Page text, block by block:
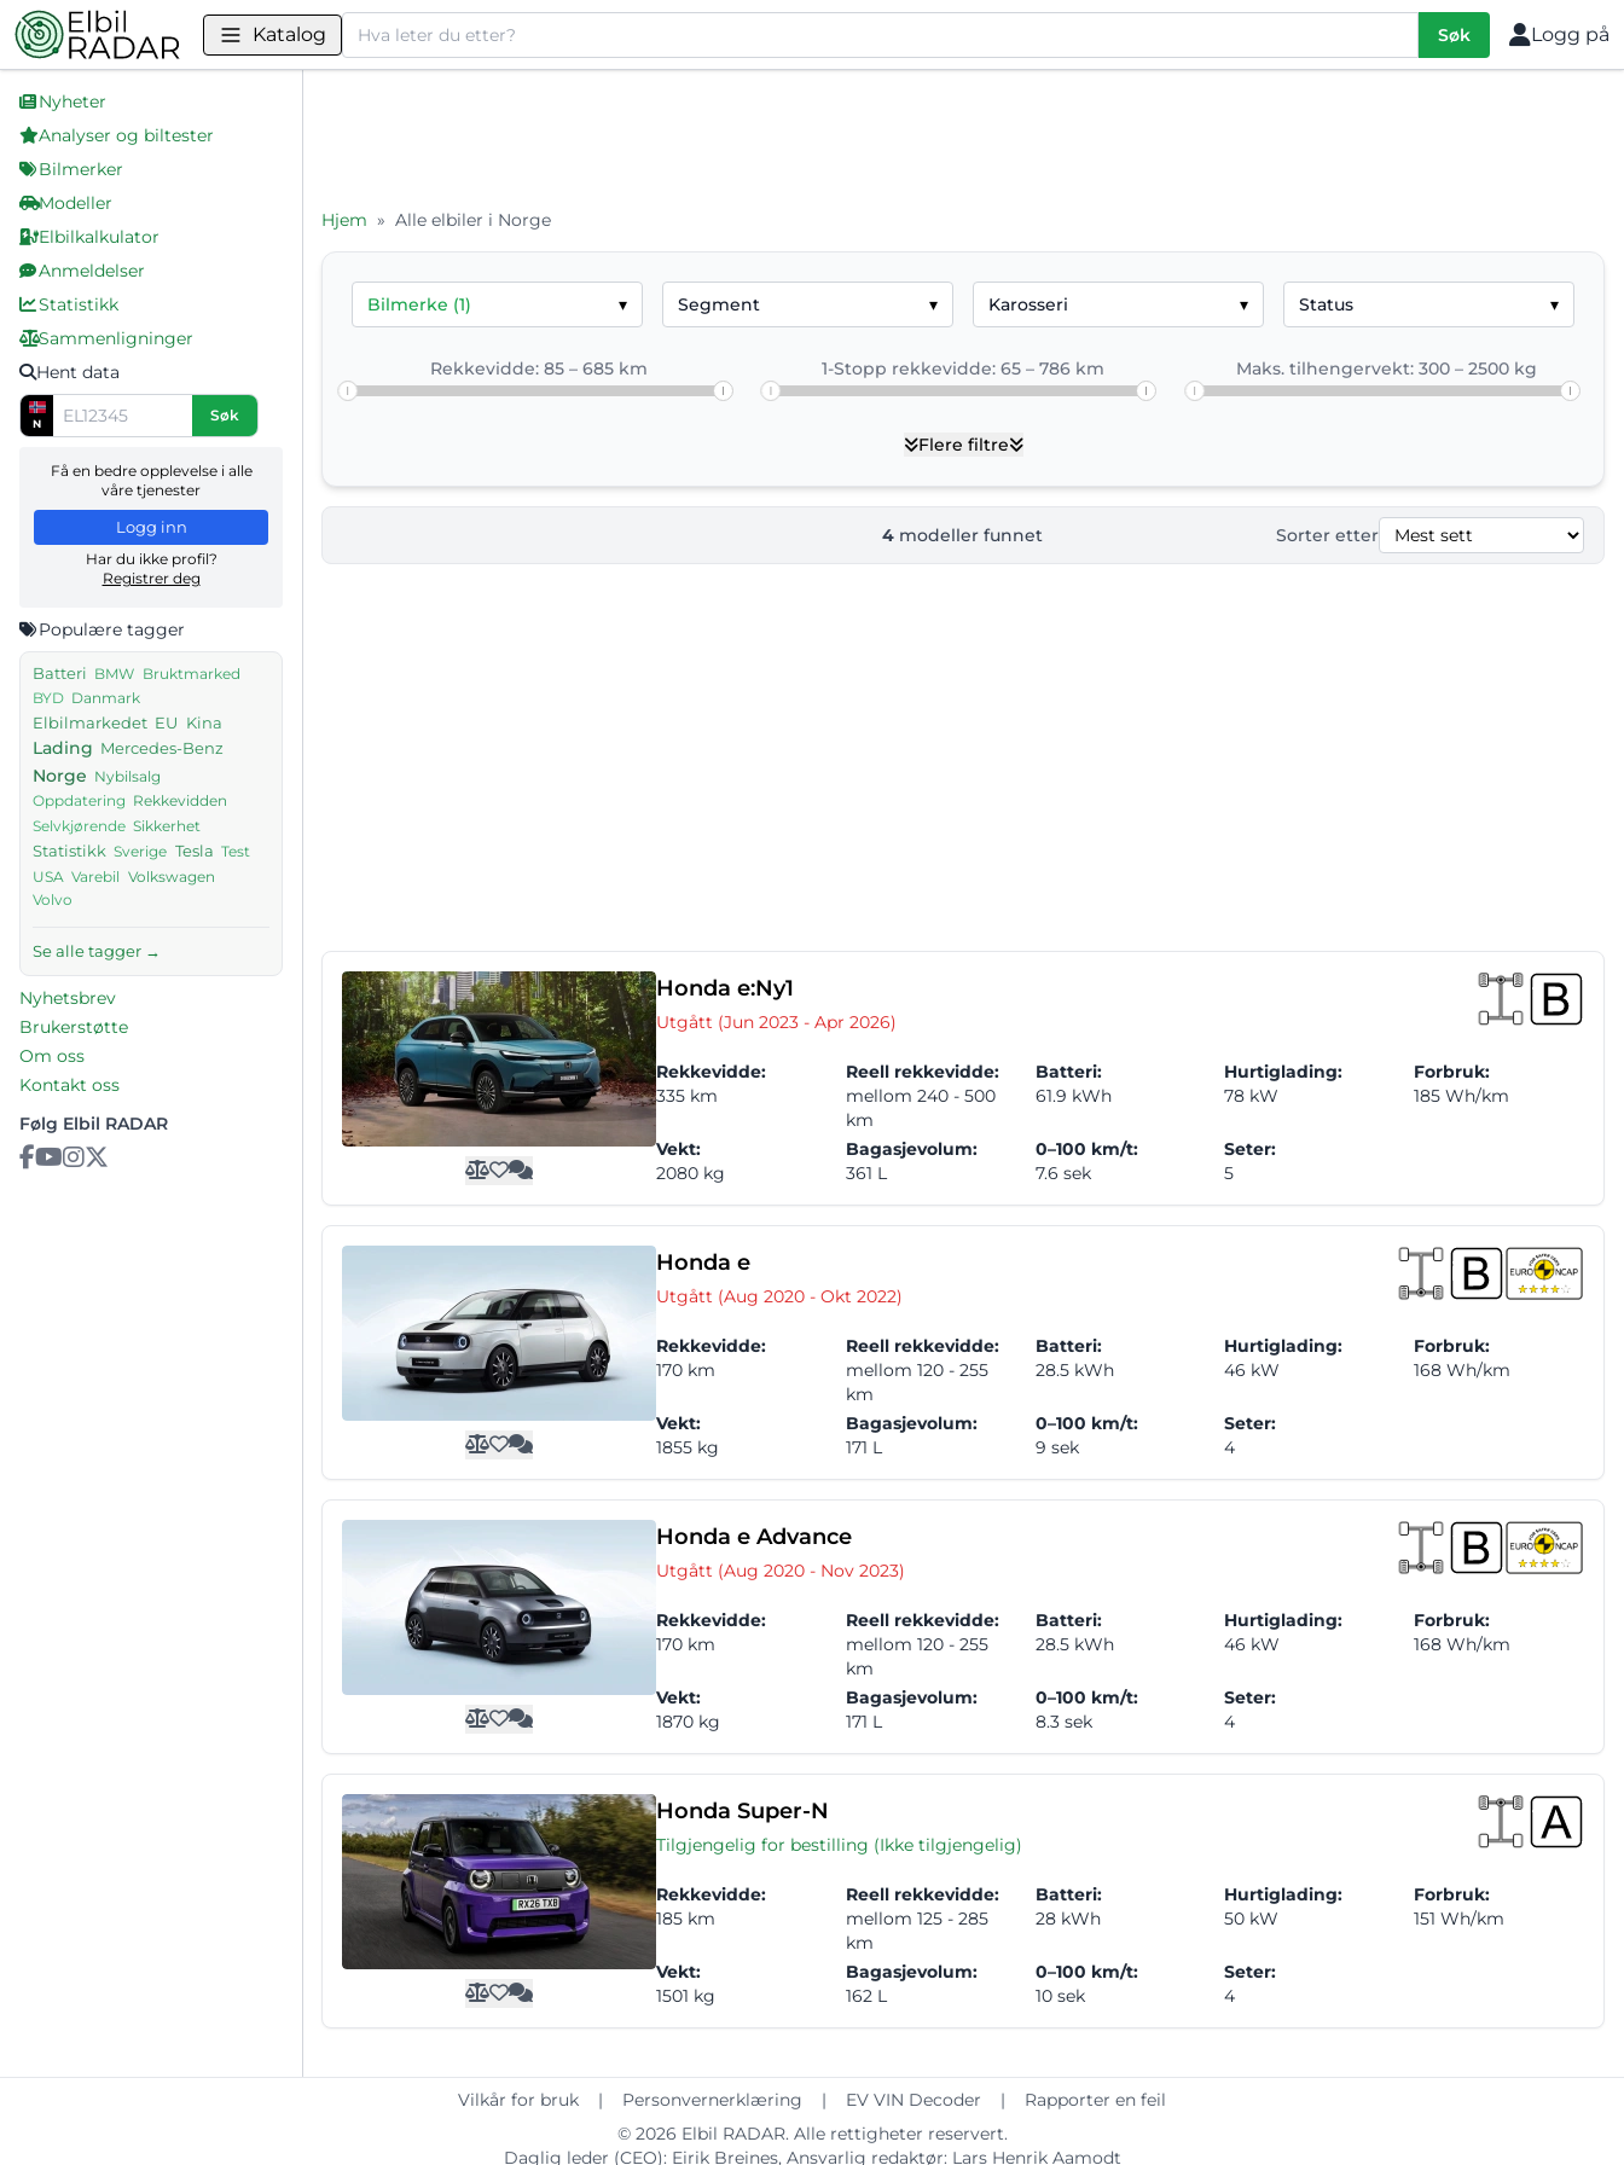
Katalog Søk Søk Logg på
Nyheter
Analyser og biltester
Bilmerker
Modeller
Elbilkalkulator
Anmeldelser
Statistikk
Sammenligninger
Hent data
N Søk
Få en bedre opplevelse i alle
våre tjenester
Logg inn
Har du ikke profil?
Registrer deg
Populære tagger
Batteri BMW Bruktmarked
BYD Danmark
Elbilmarkedet EU Kina
Lading Mercedes-Benz
Norge Nybilsalg
Oppdatering Rekkevidden
Selvkjørende Sikkerhet
Statistikk Sverige Tesla Test
USA Varebil Volkswagen
Volvo
Se alle tagger →
Nyhetsbrev
Brukerstøtte
Om oss
Kontakt oss
Følg Elbil RADAR
Hjem » Alle elbiler i Norge
Honda elbiler i Norge – alle modeller og spesifikasjoner
Her finner du en komplett oversikt over alle Honda elbilmodeller tilgjengelige i Norge.
Sammenlign rekkevidde, batteristørrelse, ladetid og ytelse for hver modell – og finn ut hvilken Honda elbil som passer best for deg.
Bilmerke (1) ▾ Segment ▾ Karosseri ▾ Status ▾
Rekkevidde: 85 – 685 km 1-Stopp rekkevidde: 65 – 786 km Maks. tilhengervekt: 300 – 2500 kg
Flere filtre
4 modeller funnet Sorter etter
Honda e:Ny1
Utgått (Jun 2023 - Apr 2026)
Rekkevidde:
335 km
Reell rekkevidde:
mellom 240 - 500
km
Batteri:
61.9 kWh
Hurtiglading:
78 kW
Forbruk:
185 Wh/km
Vekt:
2080 kg
Bagasjevolum:
361 L
0–100 km/t:
7.6 sek
Seter:
5
Honda e
Utgått (Aug 2020 - Okt 2022)
Rekkevidde:
170 km
Reell rekkevidde:
mellom 120 - 255
km
Batteri:
28.5 kWh
Hurtiglading:
46 kW
Forbruk:
168 Wh/km
Vekt:
1855 kg
Bagasjevolum:
171 L
0–100 km/t:
9 sek
Seter:
4
Honda e Advance
Utgått (Aug 2020 - Nov 2023)
Rekkevidde:
170 km
Reell rekkevidde:
mellom 120 - 255
km
Batteri:
28.5 kWh
Hurtiglading:
46 kW
Forbruk:
168 Wh/km
Vekt:
1870 kg
Bagasjevolum:
171 L
0–100 km/t:
8.3 sek
Seter:
4
Honda Super-N
Tilgjengelig for bestilling (Ikke tilgjengelig)
Rekkevidde:
185 km
Reell rekkevidde:
mellom 125 - 285
km
Batteri:
28 kWh
Hurtiglading:
50 kW
Forbruk:
151 Wh/km
Vekt:
1501 kg
Bagasjevolum:
162 L
0–100 km/t:
10 sek
Seter:
4
Vilkår for bruk | Personvernerklæring | EV VIN Decoder |
Rapporter en feil
© 2026 Elbil RADAR. Alle rettigheter reservert.
Daglig leder (CEO): Eirik Breines, Ansvarlig redaktør: Lars Henrik Aamodt